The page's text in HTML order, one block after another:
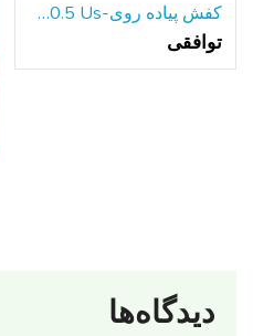
کفش پیاده روی-Fila 10.5 Us
توافقی
دیدگاه‌ها